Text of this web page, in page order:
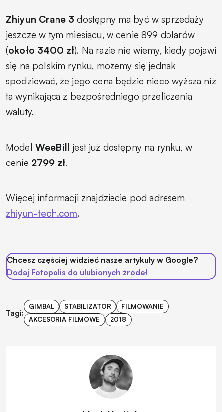
Zhiyun Crane 3 dostępny ma być w sprzedaży
jeszcze w tym miesiącu, w cenie 899 dolarów
(około 3400 zł). Na razie nie wiemy, kiedy pojawi
się na polskim rynku, możemy się jednak
spodziewać, że jego cena będzie nieco wyższa niż
ta wynikająca z bezpośredniego przeliczenia
waluty.
Model WeeBill jest już dostępny na rynku, w
cenie 2799 zł.
Więcej informacji znajdziecie pod adresem
zhiyun-tech.com.
Chcesz częściej widzieć nasze artykuły w Google?
Dodaj Fotopolis do ulubionych źródeł
Tagi:
GIMBAL STABILIZATOR
FILMOWANIE
AKCESORIA FILMOWE
2018